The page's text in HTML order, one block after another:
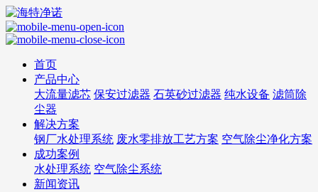
首页
产品中心
大流量滤芯 保安过滤器 石英砂过滤器 纯水设备 滤筒除
尘器
解决方案
钢厂水处理系统 废水零排放工艺方案 空气除尘净化方案
成功案例
水处理系统 空气除尘系统
新闻资讯